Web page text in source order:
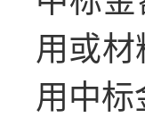
用或
用中